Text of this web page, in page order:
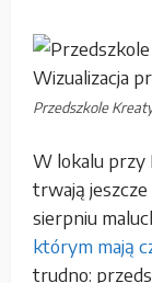
Przedszkole
W lokalu przy
trwają
sierpniu
którym mają
trudno: